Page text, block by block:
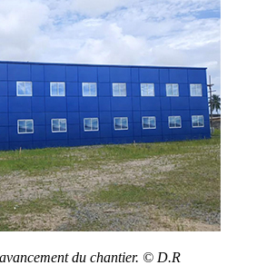
du chantier. © D.R